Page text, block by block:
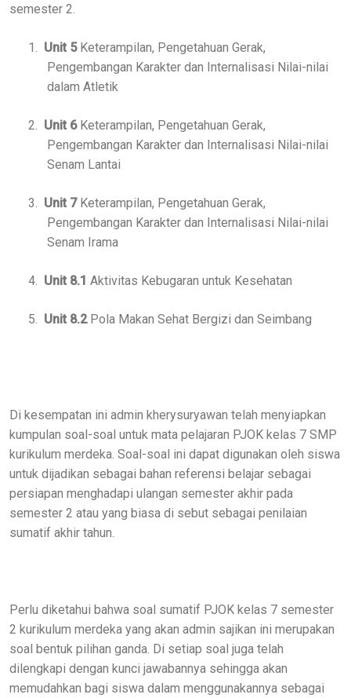
semester 2.
1. Unit 5Keterampilan, Pengetahuan Gerak,
Pengembangan Karakter dan Internalisasi Nilai-nilai
dalam Atletik
2. Unit 6Keterampilan, Pengetahuan Gerak,
Pengembangan Karakter dan Internalisasi Nilai-nilai
Senam Lantai
3. Unit 7Keterampilan, Pengetahuan Gerak,
Pengembangan Karakter dan Internalisasi Nilai-nilai
Senam Irama
4. Unit 8.1 Aktivitas Kebugaran untuk Kesehatan
5. Unit 8.2Pola Makan Sehat Bergizi dan Seimbang
Di kesempatan ini admin kherysuryawan telah menyiapkan
kumpulan soal-soal untuk mata pelajaran PJOK kelas 7 SMP
kurikulum merdeka. Soal-soal ini dapat digunakan oleh siswa
untuk dijadikan sebagai bahan referensi belajar sebagai
persiapan menghadapi ulangan semester akhir pada
semester 2 atau yang biasa di sebut sebagai penilaian
sumatif akhir tahun.
Perlu diketahui bahwa soal sumatif PJOK kelas 7 semester
2 kurikulum merdeka yang akan admin sajikan ini merupakan
soal bentuk pilihan ganda. Di setiap soal juga telah
dilengkapi dengan kunci jawabannya sehingga akan
memudahkan bagi siswa dalam menggunakannya sebagai